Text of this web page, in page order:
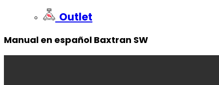
Outlet
Manual en español Baxtran SW